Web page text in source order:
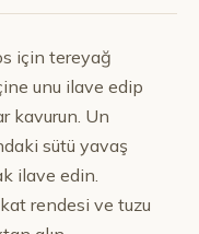
için tereyağ
unu ilave edip
kavurun. Un
sütü yavaş
ilave edin.
rendesi ve tuzu